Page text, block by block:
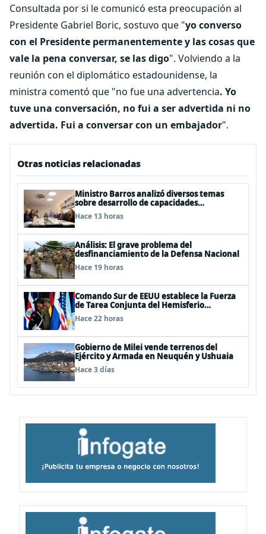
Consultada por si le comunicó esta preocupación al
Presidente Gabriel Boric, sostuvo que "yo converso
con el Presidente permanentemente y las cosas que
vale la pena conversar, se las digo". Volviendo a la
reunión con el diplomático estadounidense, la
ministra comentó que "no fue una advertencia. Yo
tuve una conversación, no fui a ser advertida ni no
advertida. Fui a conversar con un embajador".
Otras noticias relacionadas
Ministro Barros analizó diversos temas
sobre desarrollo de capacidades
estratégicas en sesión del Consejo de
Política Espacial
Hace 13 horas
Análisis: El grave problema del
desfinanciamiento de la Defensa Nacional
Hace 19 horas
Comando Sur de EEUU establece la Fuerza
de Tarea Conjunta del Hemisferio
Occidental: Incluye a Chile
Hace 22 horas
Gobierno de Milei vende terrenos del
Ejército y Armada en Neuquén y Ushuaia
Hace 3 días